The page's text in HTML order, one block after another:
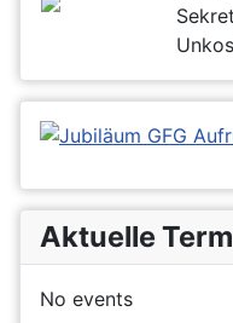
Aktuelle
No events